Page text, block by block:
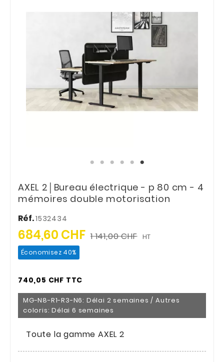
AXEL 2│Bureau électrique - p 80 cm - 4
mémoires double motorisation
Réf.1532434
684,60 CHF 1 141,00 CHF HT
Économisez 40%
740,05 CHF TTC
MG-N8-R1-R3-N6: Délai 2 semaines / Autres
coloris: Délai 6 semaines
Toute la gamme AXEL 2